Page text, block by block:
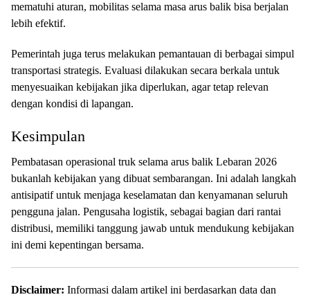
mematuhi aturan, mobilitas selama masa arus balik bisa berjalan
lebih efektif.
Pemerintah juga terus melakukan pemantauan di berbagai simpul
transportasi strategis. Evaluasi dilakukan secara berkala untuk
menyesuaikan kebijakan jika diperlukan, agar tetap relevan
dengan kondisi di lapangan.
Kesimpulan
Pembatasan operasional truk selama arus balik Lebaran 2026
bukanlah kebijakan yang dibuat sembarangan. Ini adalah langkah
antisipatif untuk menjaga keselamatan dan kenyamanan seluruh
pengguna jalan. Pengusaha logistik, sebagai bagian dari rantai
distribusi, memiliki tanggung jawab untuk mendukung kebijakan
ini demi kepentingan bersama.
Disclaimer: Informasi dalam artikel ini berdasarkan data dan